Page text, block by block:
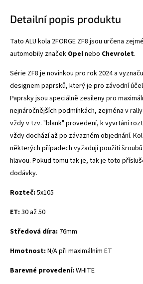
Detailní popis produktu
Tato ALU kola 2FORGE ZF8 jsou určena
automobily značek Opelnebo Chevrolet.
Série ZF8 je novinkou pro rok 2024 a
designem paprsků, který je pro závodní
Paprsky jsou speciálně zesíleny pro
nejnáročnějších podmínkách, zejména v
vždy v tzv. "blank" provedení, k vyvrtání
vždy dochází až po závazném objednání.
některých případech vyžadují použití
hlavou. Pokud tomu tak je, tak je toto
dodávky.
Rozteč: 5x105
ET: 30 až 50
Středová díra: 76mm
Hmotnost: N/A při maximálním ET
Barevné provedení: WHITE